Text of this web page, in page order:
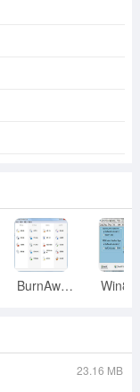
BurnAware
23.16 MB